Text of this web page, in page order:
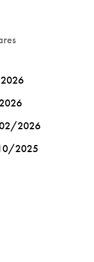
2026
2025